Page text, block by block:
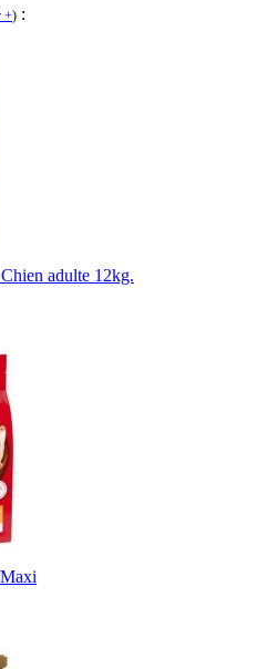
+) :
adulte 12kg.